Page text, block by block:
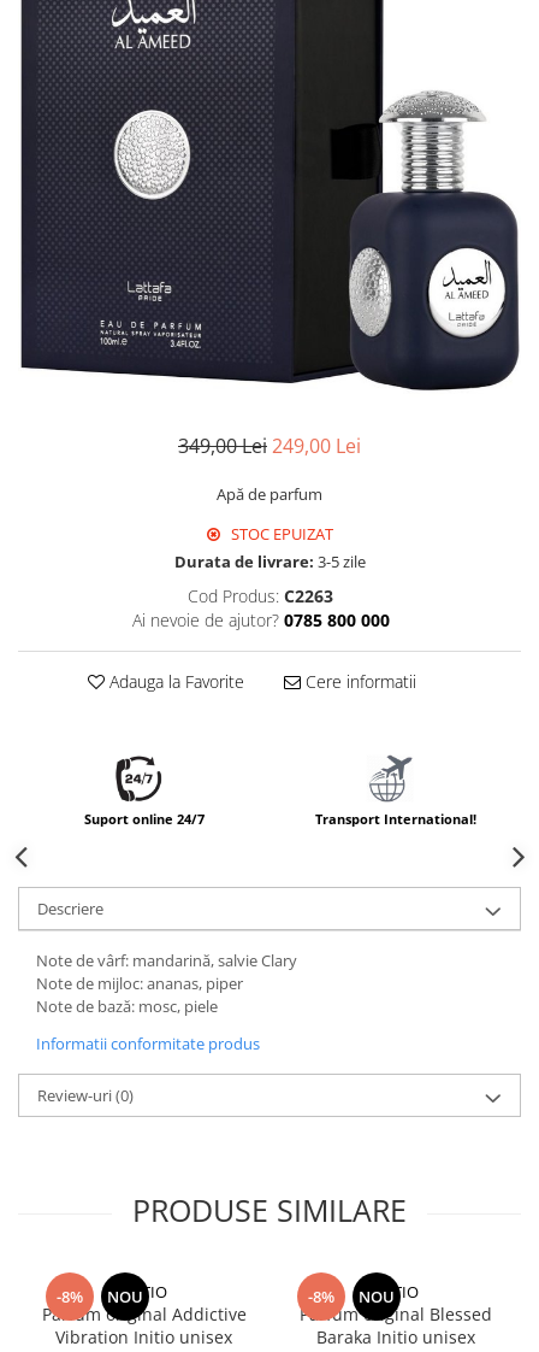
349,00 Lei249,00 Lei
Apă de parfum
STOC EPUIZAT
Durata de livrare: 3-5 zile
Cod Produs: C2263
Ai nevoie de ajutor? 0785 800 000
Adauga la Favorite Cere informatii
Suport online 24/7 Transport International!
Descriere
Note de vârf: mandarină, salvie Clary
Note de mijloc: ananas, piper
Note de bază: mosc, piele
Informatii conformitate produs
Review-uri(0)
PRODUSE SIMILARE
-8% NOU
INITIO
Parfum original Addictive
Vibration Initio unisex
-8% NOU
INITIO
Parfum original Blessed
Baraka Initio unisex